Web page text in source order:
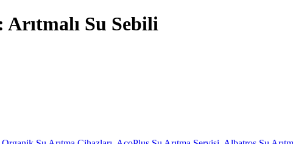
Arıtmalı Su Sebili